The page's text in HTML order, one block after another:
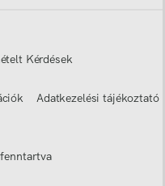
Kérdések
Adatkezelési tájékoztató